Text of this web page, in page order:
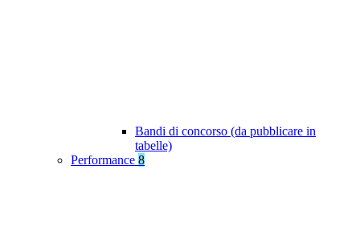
Bandi di concorso (da pubblicare in
tabelle)
Performance 8